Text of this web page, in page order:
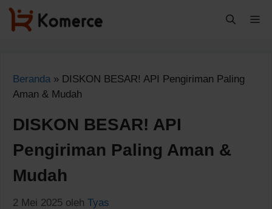
Langsung
Beranda » DISKON BESAR! API Pengiriman Paling
Aman & Mudah
DISKON BESAR! API
Pengiriman Paling Aman &
Mudah
2 Mei 2025 oleh Tyas